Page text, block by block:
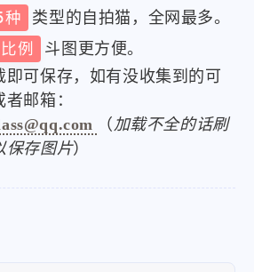
种
类型的自拍猫，全网最多。
例
斗图更方便。
可保存，如有没收集到的可
者邮箱：
（ 加载不全的话刷
保存图片）